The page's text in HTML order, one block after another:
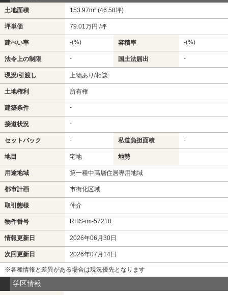
土地面積 153.97m² (46.58坪)
坪単価 79.01万円 /坪
建ぺい率 -(%) 容積率 -(%)
法令上の制限 - 国土法届出 -
現況/引渡し 上物あり/相談
土地権利 所有権
建築条件 -
接道状況 -
セットバック - 私道負担面積 -
地目 宅地 地勢
用途地域 第一種中高層住居専用地域
都市計画 市街化区域
取引態様 仲介
物件番号 RHS-im-57210
情報更新日 2026年06月30日
次回更新日 2026年07月14日
※各種情報と差異がある場合は現況優先となります
学区情報